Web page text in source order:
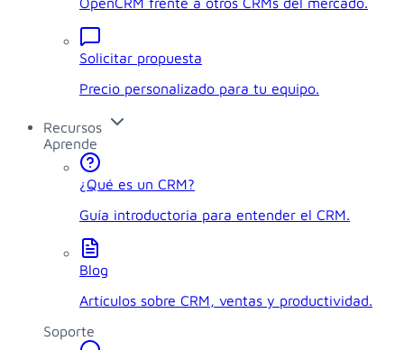
Solicitar propuesta
Precio personalizado para tu equipo.
Recursos
Aprende
¿Qué es un CRM?
Guía introductoria para entender el CRM.
Blog
Artículos sobre CRM, ventas y productividad.
Soporte